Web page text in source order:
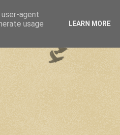
agent
usage
LEARN MORE